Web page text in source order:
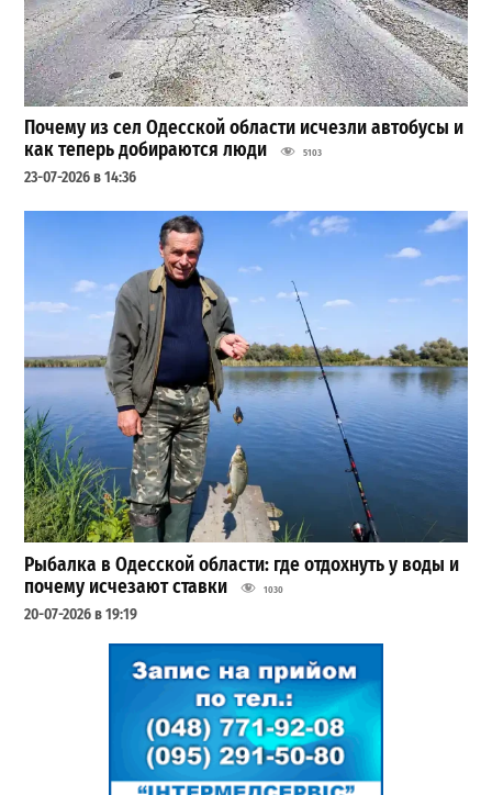
Почему из сел Одесской области исчезли автобусы и
как теперь добираются люди
5103
23-07-2026 в 14:36
Рыбалка в Одесской области: где отдохнуть у воды и
почему исчезают ставки
1030
20-07-2026 в 19:19